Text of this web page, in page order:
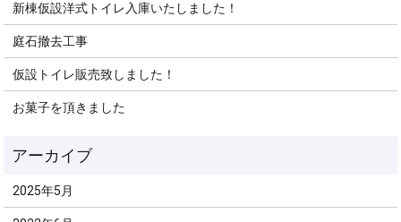
新棟仮設洋式トイレ入庫いたしました！
庭石撤去工事
仮設トイレ販売致しました！
お菓子を頂きました
2025年5月